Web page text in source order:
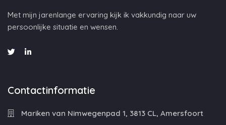
Met mijn jarenlange ervaring kijk ik vakkundig naar uw
persoonlijke situatie en wensen.
Contactinformatie
Mariken van Nimwegenpad 1, 3813 CL, Amersfoort